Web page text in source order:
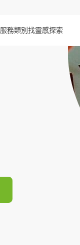
服務類別找靈感探索